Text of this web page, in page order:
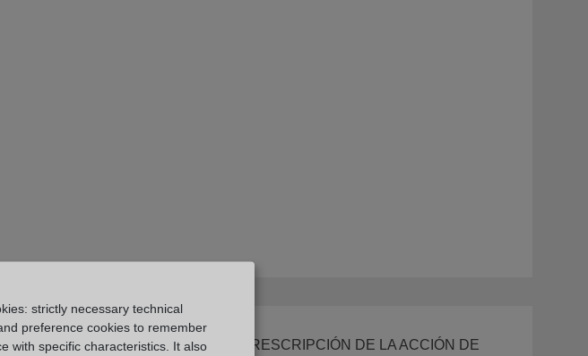
PARTE II. DIES A QUO DE LA PRESCRIPCIÓN DE LA ACCIÓN DE
strictly necessary technical
preference cookies to remember
with specific characteristics. It also